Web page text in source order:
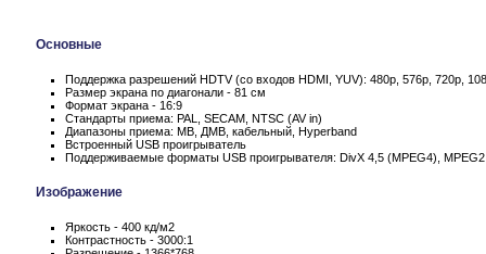
Основные
Поддержка разрешений HDTV (со входов HDMI, YUV): 480p, 576p, 720p,
Размер экрана по диагонали - 81 см
Формат экрана - 16:9
Стандарты приема: PAL, SECAM, NTSC (AV in)
Диапазоны приема: МВ, ДМВ, кабельный, Hyperband
Встроенный USB проигрыватель
Поддерживаемые форматы USB проигрывателя: DivX 4,5 (MPEG4),
Изображение
Яркость - 400 кд/м2
Контрастность - 3000:1